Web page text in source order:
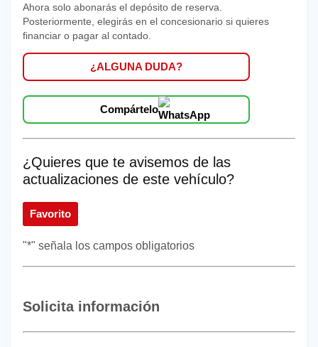
30
TFSI
81KW
(110CV)
cantidad
Ahora solo abonarás el depósito de reserva.
Posteriormente, elegirás en el concesionario si quieres
financiar o pagar al contado.
¿ALGUNA DUDA?
Compártelo
¿Quieres que te avisemos de las
actualizaciones de este vehículo?
Favorito
"*" señala los campos obligatorios
Solicita información